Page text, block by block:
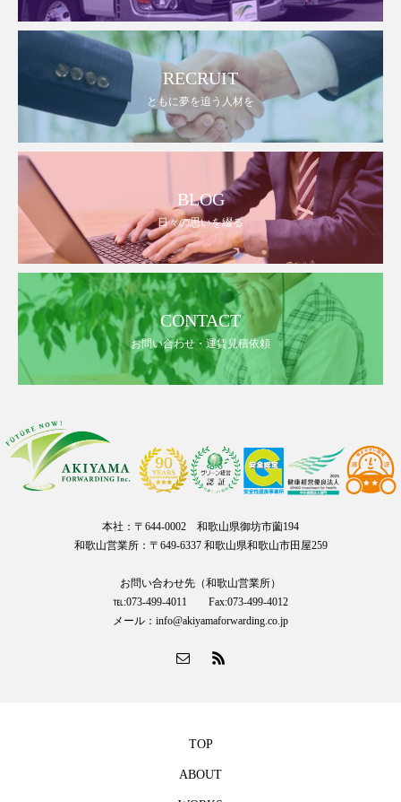
RECRUIT
ともに夢を追う人材を
BLOG
日々の思いを綴る
CONTACT
お問い合わせ・運賃見積依頼
本社：〒644-0002 和歌山県御坊市薗194
和歌山営業所：〒649-6337 和歌山県和歌山市田屋259
お問い合わせ先（和歌山営業所）
℡:073-499-4011 Fax:073-499-4012
メール：info@akiyamaforwarding.co.jp
TOP
ABOUT